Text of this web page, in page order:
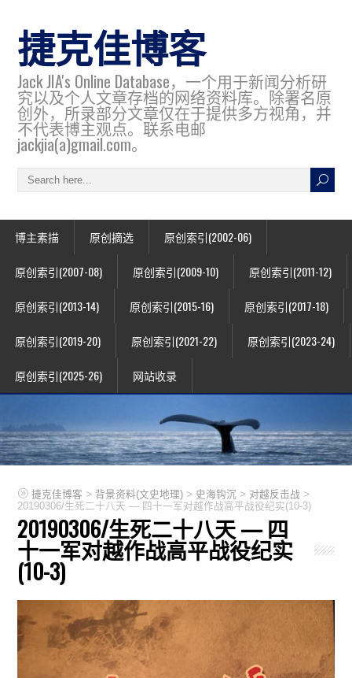
捷克佳博客
Jack JIA's Online Database，一个用于新闻分析研
究以及个人文章存档的网络资料库。除署名原
创外，所录部分文章仅在于提供多方视角，并
不代表博主观点。联系电邮
jackjia(a)gmail.com。
博主素描 原创摘选 原创索引(2002-06)
原创索引(2007-08) 原创索引(2009-10) 原创索引(2011-12)
原创索引(2013-14) 原创索引(2015-16) 原创索引(2017-18)
原创索引(2019-20) 原创索引(2021-22) 原创索引(2023-24)
原创索引(2025-26) 网站收录
捷克佳博客 > 背景资料(文史地理) > 史海钩沉 > 对越反击战 >
20190306/生死二十八天 — 四十一军对越作战高平战役纪实(10-3)
20190306/生死二十八天 — 四
十一军对越作战高平战役纪实
(10-3)